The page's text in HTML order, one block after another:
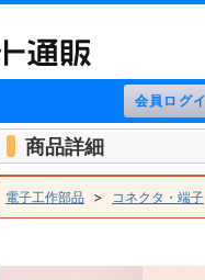
商品詳細
電子工作部品 > コネクタ・端子